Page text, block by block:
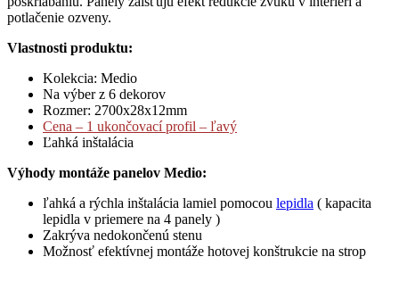
potlačenie ozveny.
Vlastnosti produktu:
Kolekcia: Medio
Na výber z 6 dekorov
Rozmer: 2700x28x12mm
Cena – 1 ukončovací profil – ľavý
Ľahká inštalácia
Výhody montáže panelov Medio:
ľahká a rýchla inštalácia lamiel pomocou lepidla ( kapacita
lepidla v priemere na 4 panely )
Zakrýva nedokončenú stenu
Možnosť efektívnej montáže hotovej konštrukcie na strop